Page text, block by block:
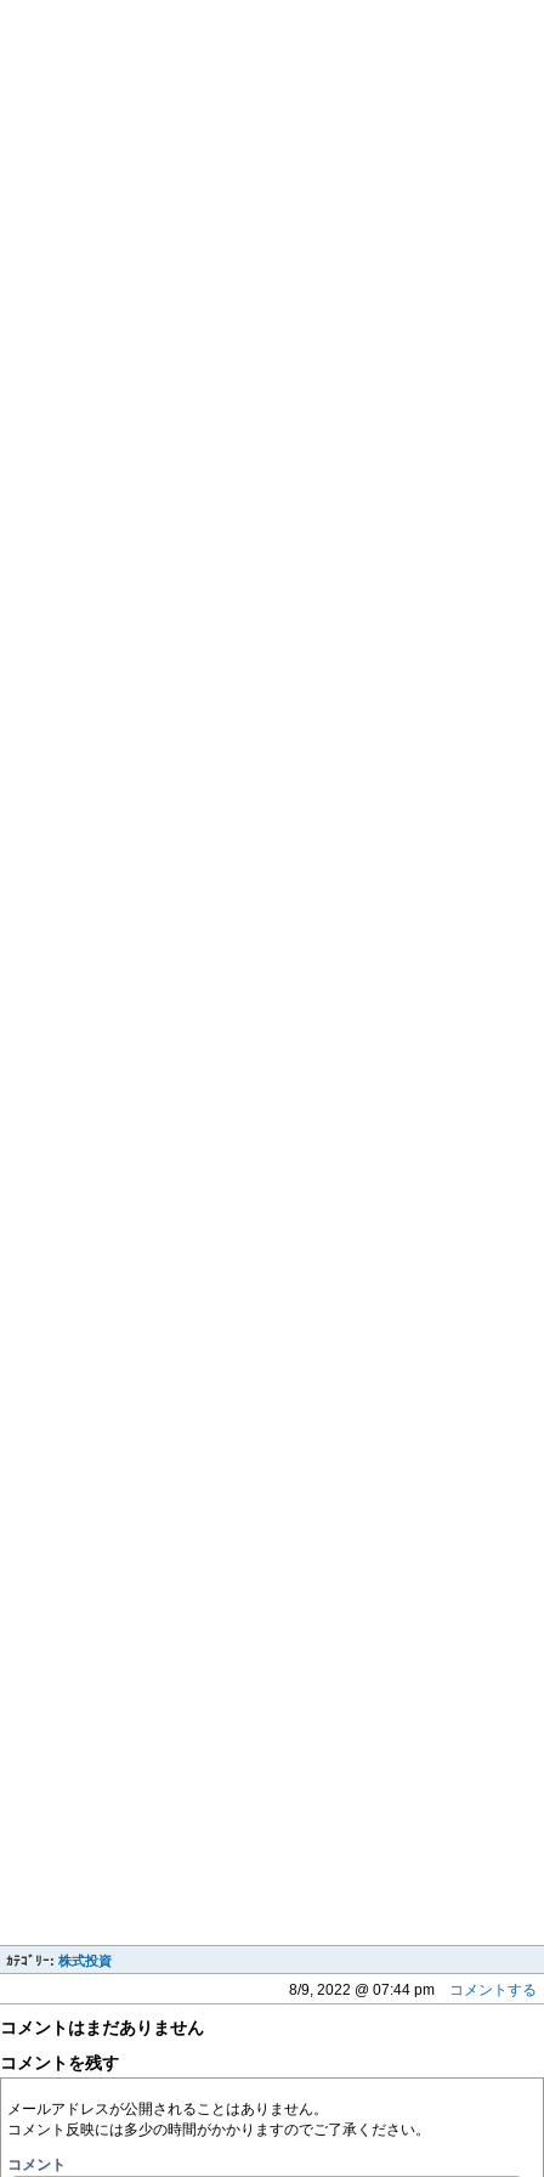
ｶﾃｺﾞﾘｰ: 株式投資
8/9, 2022 @ 07:44 pm コメントする
コメントはまだありません
コメントを残す
メールアドレスが公開されることはありません。
コメント反映には多少の時間がかかりますのでご了承ください。
コメント